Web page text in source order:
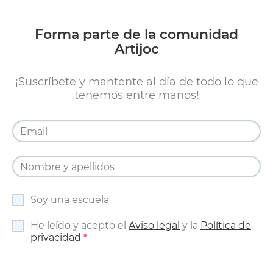
Forma parte de la comunidad
Artijoc
¡Suscríbete y mantente al día de todo lo que
tenemos entre manos!
Soy una escuela
He leído y acepto el Aviso legal y la Política de
privacidad